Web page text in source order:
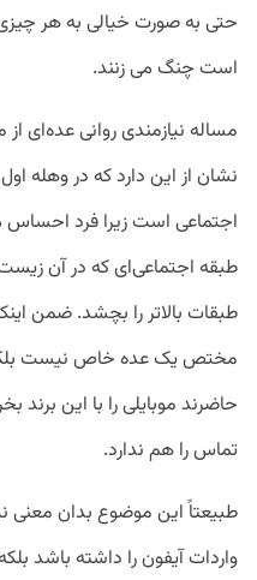
حتی به‌ صورت خیالی به هر
است چنگ می زنند.
مساله نیازمندی روانی عده‌ای
نشان از این دارد که در وهله
اجتماعی است زیرا فرد احساس
طبقه‌ اجتماعی‌ای که در آن
طبقات بالاتر را بچشد. ضمن
مختص یک عده خاص نیست بلکه
حاضرند موبایلی را با این برند
تماس را هم ندارد.
طبیعتاً این موضوع بدان
واردات آیفون را داشته باشد